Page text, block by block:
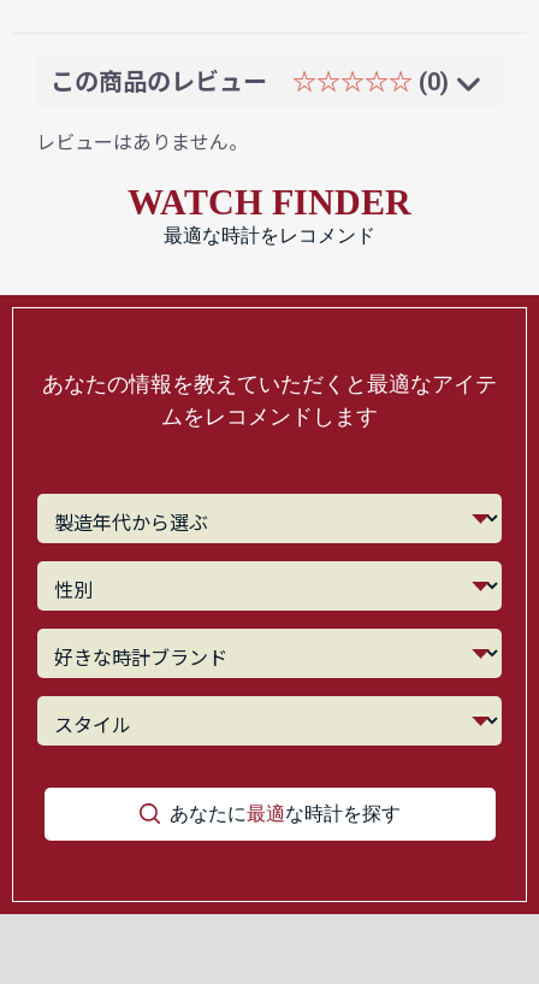
この商品のレビュー ☆☆☆☆☆ (0)
レビューはありません。
WATCH FINDER
最適な時計をレコメンド
あなたの情報を教えていただくと最適なアイテ
ムをレコメンドします
あなたに最適な時計を探す